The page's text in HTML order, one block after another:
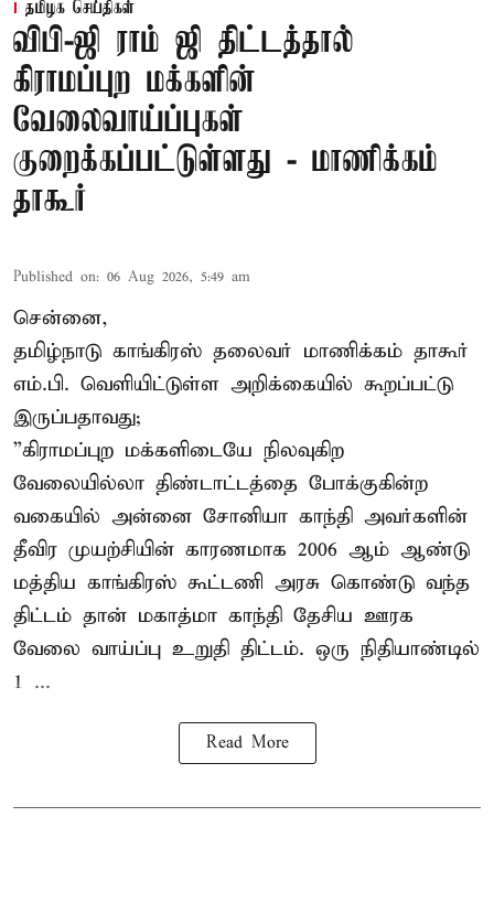
தமிழக செய்திகள்
விபி-ஜி ராம் ஜி திட்டத்தால்
கிராமப்புற மக்களின்
வேலைவாய்ப்புகள்
குறைக்கப்பட்டுள்ளது - மாணிக்கம்
தாகூர்
Published on: 06 Aug 2026, 5:49 am
சென்னை,
தமிழ்நாடு காங்கிரஸ் தலைவர் மாணிக்கம் தாகூர்
எம்.பி. வெளியிட்டுள்ள அறிக்கையில் கூறப்பட்டு
இருப்பதாவது;
”கிராமப்புற மக்களிடையே நிலவுகிற
வேலையில்லா திண்டாட்டத்தை போக்குகின்ற
வகையில் அன்னை சோனியா காந்தி அவர்களின்
தீவிர முயற்சியின் காரணமாக 2006 ஆம் ஆண்டு
மத்திய காங்கிரஸ் கூட்டணி அரசு கொண்டு வந்த
திட்டம் தான் மகாத்மா காந்தி தேசிய ஊரக
வேலை வாய்ப்பு உறுதி திட்டம். ஒரு நிதியாண்டில்
1 ...
Read More